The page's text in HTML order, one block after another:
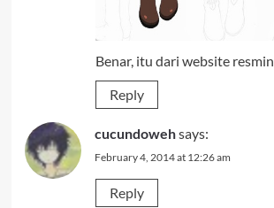
Benar, itu dari website
Reply
cucundowehsays:
February 4, 2014 at 12:26 am
Reply